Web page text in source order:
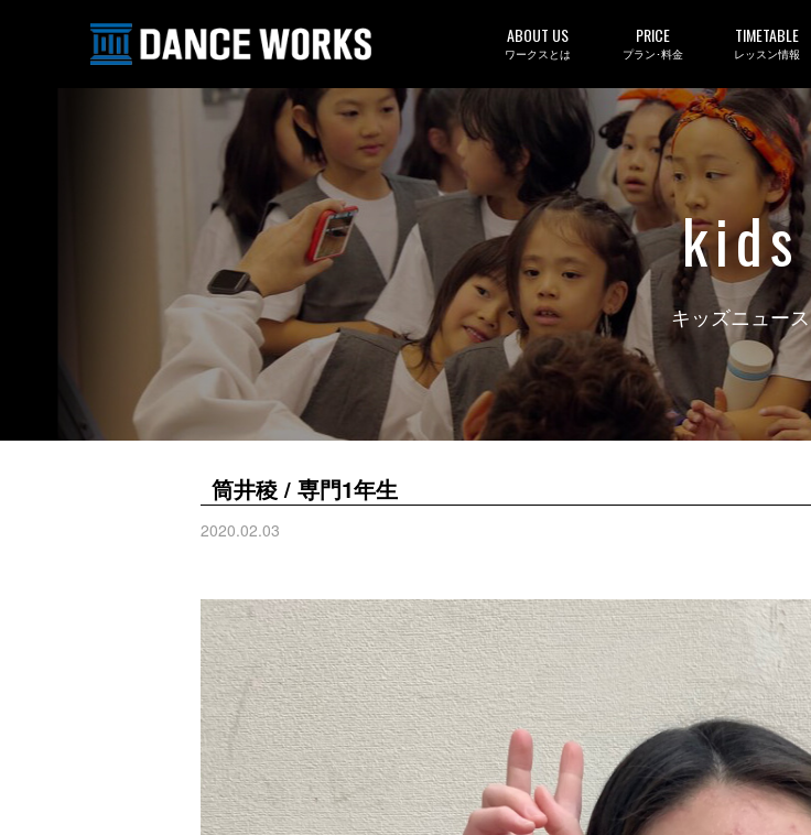
ABOUT US
ワークスとは
PRICE
プラン･料金
TIMETABLE
レッスン情報
kids
キッズニュース
筒井稜 / 専門1年生
2020.02.03